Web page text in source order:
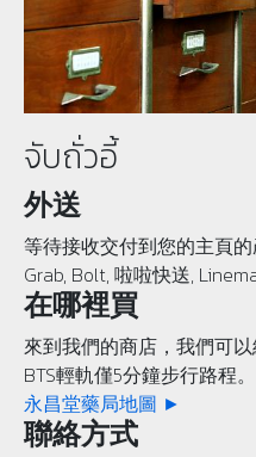
จับถั่วอี้
外送
等待接收交付到您的主頁
Grab, Bolt, 啦啦快送,
在哪裡買
來到我們的商店，我們可
BTS輕軌僅5分鐘步行路程。
永昌堂藥局地圖 ►
聯絡方式